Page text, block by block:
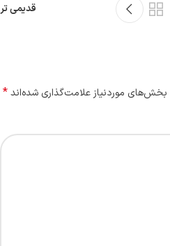
قدیمی تر
بخش‌های موردنیاز علامت‌گذاری شده‌اند*